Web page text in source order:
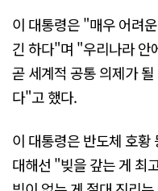
이 대통령은 "매우 어려
긴 하다"며 "우리나라 안
곧 세계적 공통 의제가
다"고 했다.
이 대통령은 반도체 호황
대해선 "빚을 갚는 게 최